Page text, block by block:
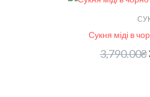
Сукня міді в
3,790.00₴